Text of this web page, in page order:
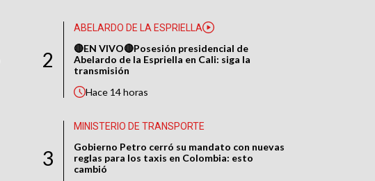
2
ABELARDO DE LA ESPRIELLA
🔴EN VIVO🔴Posesión presidencial de
Abelardo de la Espriella en Cali: siga la
transmisión
Hace 14 horas
3
MINISTERIO DE TRANSPORTE
Gobierno Petro cerró su mandato con nuevas
reglas para los taxis en Colombia: esto
cambió